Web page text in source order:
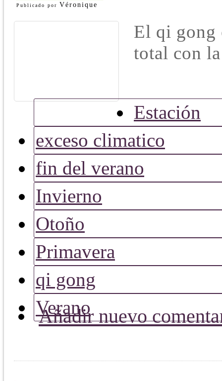
Publicado por Véronique
El qi gong
total con
Estación
exceso climatico
fin del verano
Invierno
Otoño
Primavera
qi gong
Verano
Añadir nuevo